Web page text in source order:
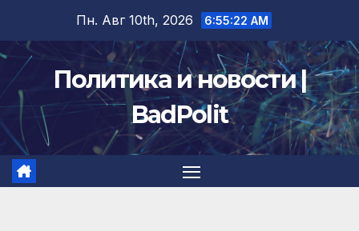
содержимому
Пн. Авг 10th, 2026 6:55:23 AM
Политика и новости |
BadPolit